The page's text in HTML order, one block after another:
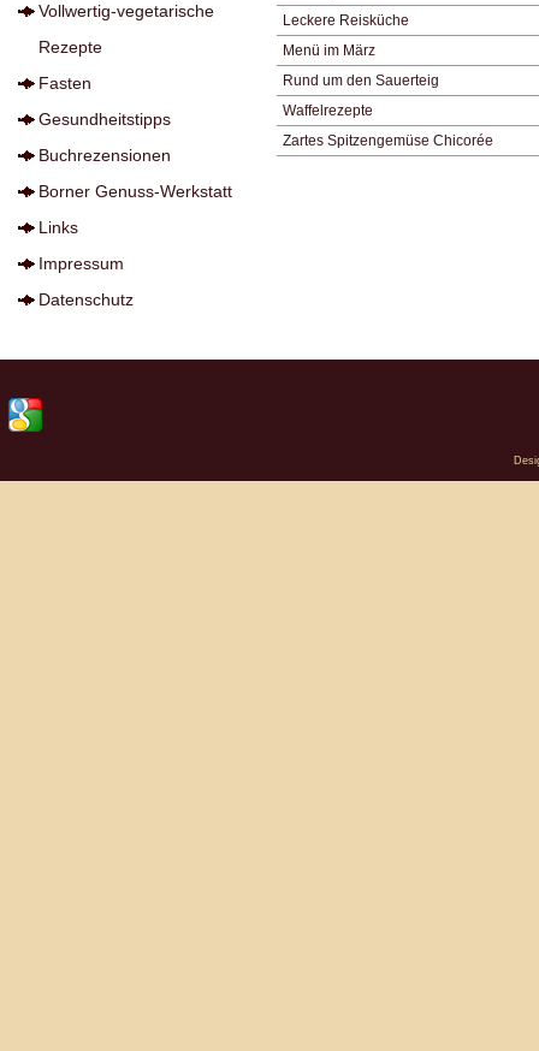
Vollwertig-vegetarische
Rezepte
Fasten
Gesundheitstipps
Buchrezensionen
Borner Genuss-Werkstatt
Links
Impressum
Datenschutz
Leckere Reisküche
Menü im März
Rund um den Sauerteig
Waffelrezepte
Zartes Spitzengemüse Chicorée